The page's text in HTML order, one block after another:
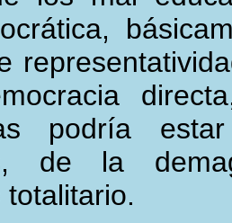
podría
de la